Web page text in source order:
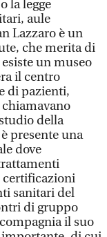
la legge
aule
Lazzaro è un
che merita di
un museo
il centro
di pazienti,
chiamavano
della
presente una
dove
certificazioni
sanitari del
di gruppo
il suo